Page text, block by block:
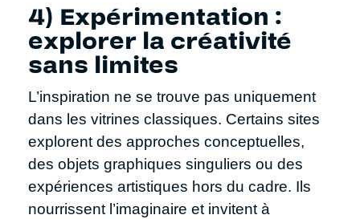
4) Expérimentation :
explorer la créativité
sans limites
L’inspiration ne se trouve pas uniquement
dans les vitrines classiques. Certains sites
explorent des approches conceptuelles,
des objets graphiques singuliers ou des
expériences artistiques hors du cadre. Ils
nourrissent l’imaginaire et invitent à